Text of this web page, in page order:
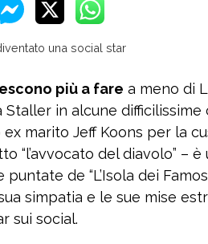
più a fare a meno di
in alcune difficilissime
marito Jeff Koons per la
“l’avvocato del diavolo” – è
de “L’Isola dei
simpatia e le sue mise
sui social.